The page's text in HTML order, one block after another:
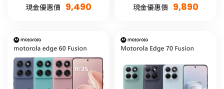
現金優惠價 9,490
現金優惠價 9,890